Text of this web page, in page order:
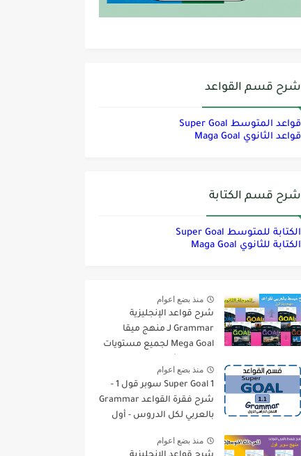
شرح قسم القواعد
قواعد المتوسط Super Goal
قواعد الثانوي Maga Goal
شرح قسم الكتابة
الكتابة للمتوسط Super Goal
الكتابة للثانوي Maga Goal
منذ بضع اعوام
شرح قواعد الإنجليزية
Grammar لـ منهج ميقا
Mega Goal لجميع مستويات
منذ بضع اعوام
Super Goal 1 سوبر قول 1 -
شرح فقرة القواعد Grammar
بالعربي لكل الدروس - أول
الأول
منذ بضع اعوام